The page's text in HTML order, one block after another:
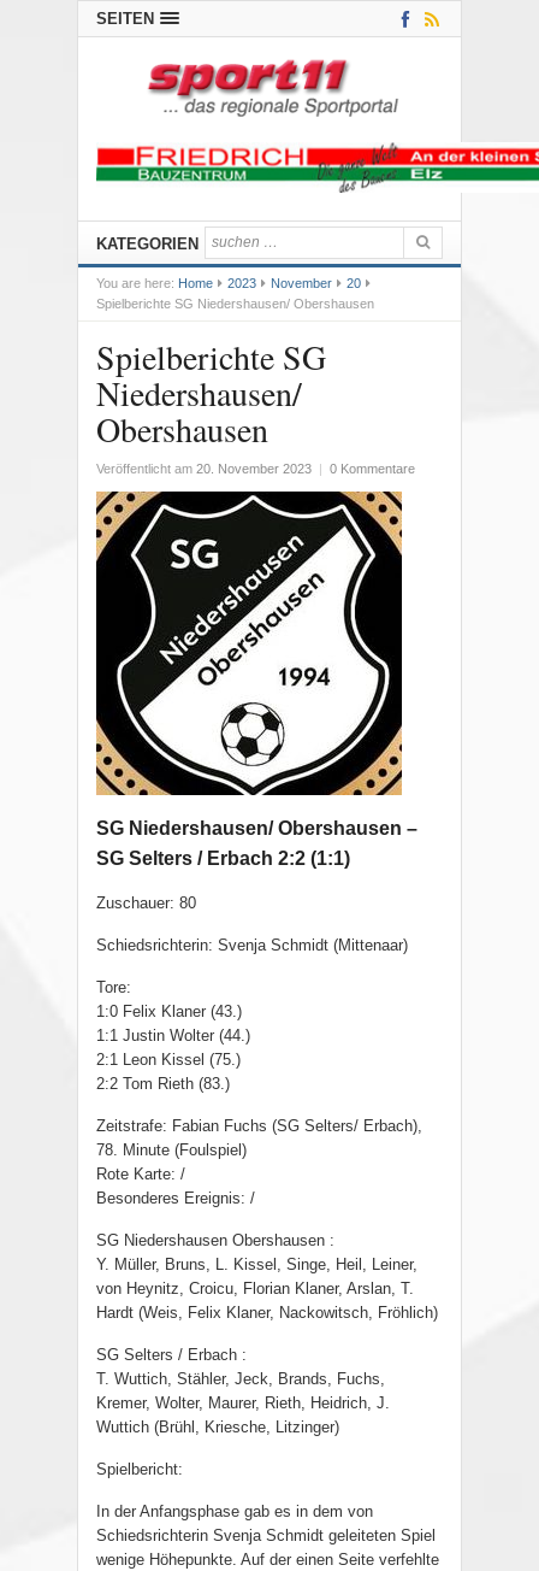
SEITEN
KATEGORIEN
You are here: Home 2023 November
20
Spielberichte SG Niedershausen/ Obershausen
Spielberichte SG
Niedershausen/
Obershausen
Veröffentlicht am 20. November 2023 0 Kommentare
SG Niedershausen/ Obershausen –
SG Selters / Erbach 2:2 (1:1)
Zuschauer: 80
Schiedsrichterin: Svenja Schmidt (Mittenaar)
Tore:
1:0 Felix Klaner (43.)
1:1 Justin Wolter (44.)
2:1 Leon Kissel (75.)
2:2 Tom Rieth (83.)
Zeitstrafe: Fabian Fuchs (SG Selters/ Erbach),
78. Minute (Foulspiel)
Rote Karte: /
Besonderes Ereignis: /
SG Niedershausen Obershausen :
Y. Müller, Bruns, L. Kissel, Singe, Heil, Leiner,
von Heynitz, Croicu, Florian Klaner, Arslan, T.
Hardt (Weis, Felix Klaner, Nackowitsch, Fröhlich)
SG Selters / Erbach :
T. Wuttich, Stähler, Jeck, Brands, Fuchs,
Kremer, Wolter, Maurer, Rieth, Heidrich, J.
Wuttich (Brühl, Kriesche, Litzinger)
Spielbericht:
In der Anfangsphase gab es in dem von
Schiedsrichterin Svenja Schmidt geleiteten Spiel
wenige Höhepunkte. Auf der einen Seite verfehlte